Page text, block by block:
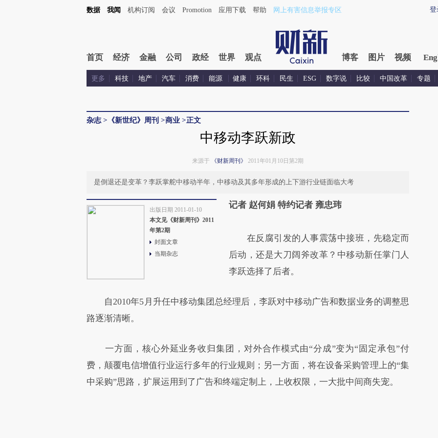
登
数据 我闻 机构订阅 会议 Promotion 应用下载 帮助 网上有害信息举报专区
首页 经济 金融 公司 政经 世界 观点 博客 图片 视频
更多 科技 地产 汽车 消费 能源 健康 环科 民生 ESG 数字说 比较 中国改革 专题
杂志 > 《新世纪》周刊 >商业 >正文
中移动李跃新政
来源于 《财新周刊》 2011年01月10日第2期
是倒退还是变革？李跃掌舵中移动半年，中移动及其多年形成的上下游行业链面临大考
出版日期 2011-01-10
本文见《财新周刊》2011
年第2期
封面文章
当期杂志
记者 赵何娟 特约记者 雍忠玮
在反腐引发的人事震荡中接班，先稳定而
后动，还是大刀阔斧改革？中移动新任掌门人
李跃选择了后者。
自2010年5月升任中移动集团总经理后，李跃对中移动广告和数据业务的调整思
路逐渐清晰。
一方面，核心外延业务收归集团，对外合作模式由“分成”变为“固定承包”付
费，颠覆电信增值行业运行多年的行业规则；另一方面，将在设备采购管理上的“集
中采购”思路，扩展运用到了广告和终端定制上，上收权限，一大批中间商失宠。